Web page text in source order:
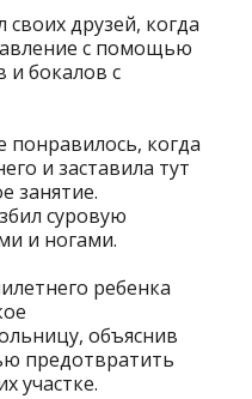
друзей, когда
с помощью
и бокалов с
понравилось, когда
и заставила тут
занятие.
суровую
и ногами.
ребенка
объяснив
предотвратить
участке.